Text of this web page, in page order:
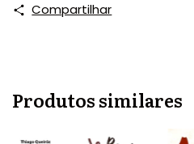
Compartilhar
Produtos similares